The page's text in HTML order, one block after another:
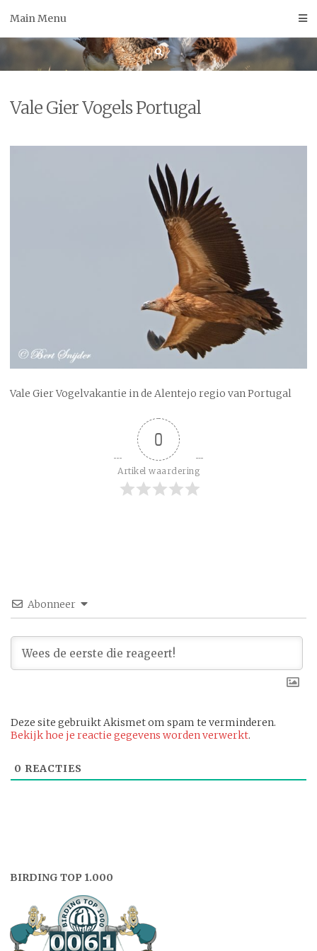
Main Menu
Vale Gier Vogels Portugal
Vale Gier Vogelvakantie in de Alentejo regio van Portugal
0
Artikel waardering
Abonneer
Deze site gebruikt Akismet om spam te verminderen.
Bekijk hoe je reactie gegevens worden verwerkt.
0 REACTIES
BIRDING TOP 1.000